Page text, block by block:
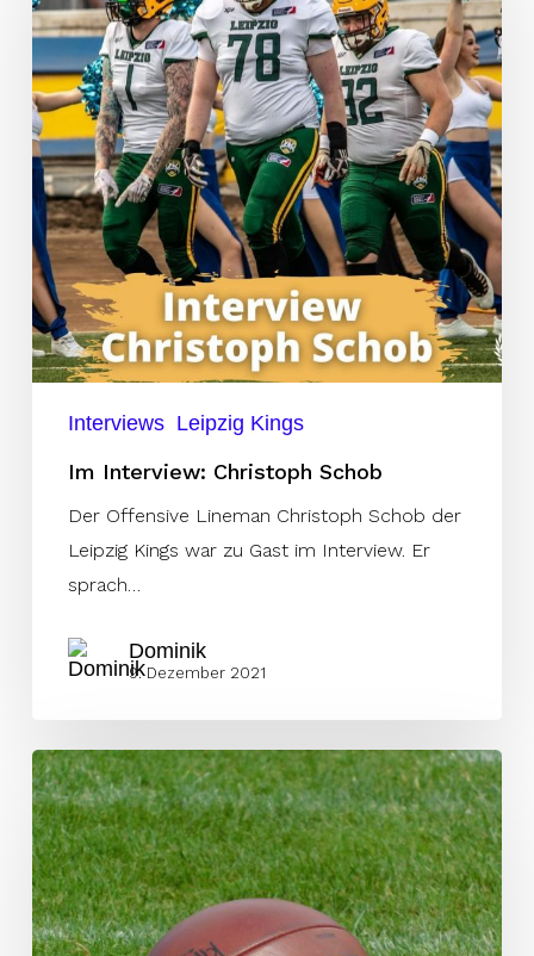
Schob
Interviews Leipzig Kings
Im Interview: Christoph Schob
Der Offensive Lineman Christoph Schob der
Leipzig Kings war zu Gast im Interview. Er
sprach…
Dominik
9. Dezember 2021
Signed!
Woche
47